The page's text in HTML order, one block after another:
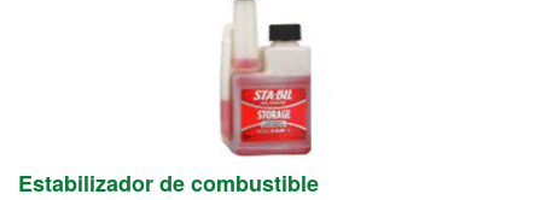
Estabilizador de combustible